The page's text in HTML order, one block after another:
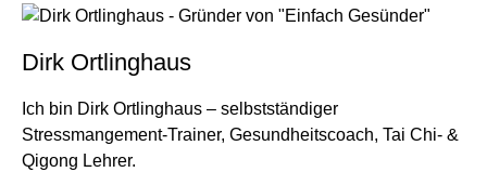
Dirk Ortlinghaus
Ich bin Dirk Ortlinghaus – selbstständiger
Stressmangement-Trainer, Gesundheitscoach, Tai Chi- &
Qigong Lehrer.